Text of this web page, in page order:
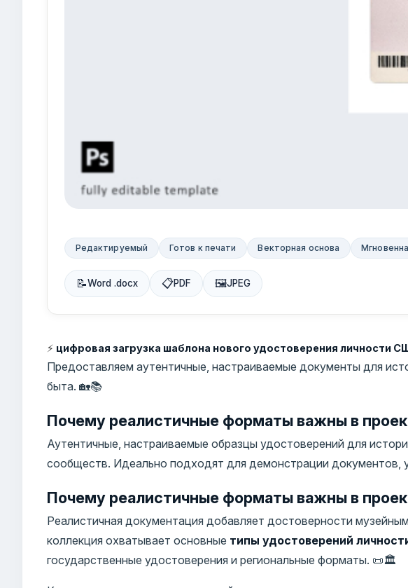
Редактируемый Готов к печати Векторная основа
📝Word .docx 📋PDF 🖼JPEG
⚡ цифровая загрузка шаблона нового удостоверения личности
Предоставляем аутентичные, настраиваемые документы для
быта. 🏡📚
Почему реалистичные форматы важны в
Аутентичные, настраиваемые образцы удостоверений для
сообществ. Идеально подходят для демонстрации документов,
Почему реалистичные форматы важны в
Реалистичная документация добавляет достоверности
коллекция охватывает основные типы удостоверений
государственные удостоверения и региональные форматы. 📜🏛️